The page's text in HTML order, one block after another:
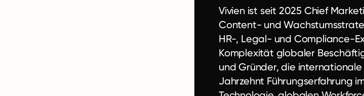
Vivien ist seit 2025 Chief
Content- und
HR-, Legal- und Compliance-
Komplexität globaler
und Gründer, die
Jahrzehnt Führungserfahrung